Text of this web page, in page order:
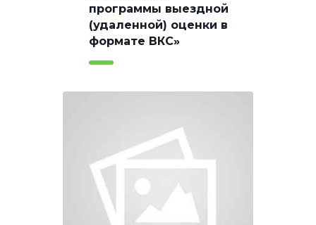
программы выездной
(удаленной) оценки в
формате ВКС»